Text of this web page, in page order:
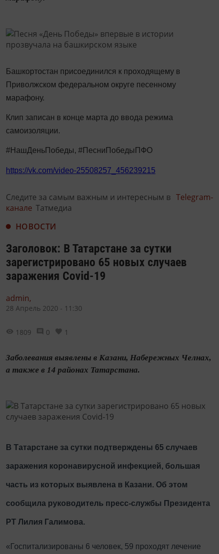
Башкортостан присоединился к проходящему в
Приволжском федеральном округе песенному
марафону.
Клип записан в конце марта до ввода режима
самоизоляции.
#НашДеньПобеды, #ПесниПобедыПФО
https://vk.com/video-25508257_456239215
Следите за самым важным и интересным в Telegram-
канале Татмедиа
НОВОСТИ
Заголовок: В Татарстане за сутки
зарегистрировано 65 новых случаев
заражения Covid-19
admin,
28 Апрель 2020 - 11:30
1809 0 1
Заболевания выявлены в Казани, Набережных Челнах,
а также в 14 районах Татарстана.
В Татарстане за сутки подтверждены 65 случаев
заражения коронавирусной инфекцией, большая
часть из которых выявлена в Казани. Об этом
сообщила руководитель пресс-службы Президента
РТ Лилия Галимова.
«Госпитализированы 6 человек, 59 проходят лечение